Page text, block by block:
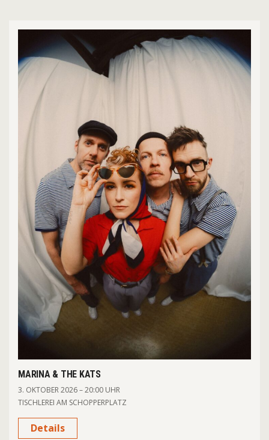
MARINA & THE KATS
3. OKTOBER 2026 – 20:00 UHR
TISCHLEREI AM SCHOPPERPLATZ
Details